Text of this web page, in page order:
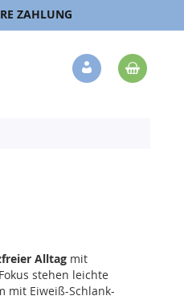
ZAHLUNG
Veränderung
Alltagmit
stehen leichte
mit Eiweiß-Schlank-